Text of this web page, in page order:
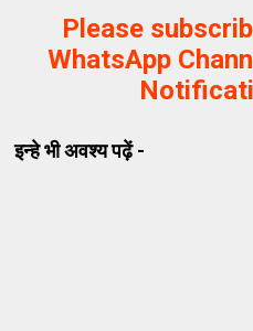
Please
WhatsApp
इन्हे भी अवश्य पढ़ें -